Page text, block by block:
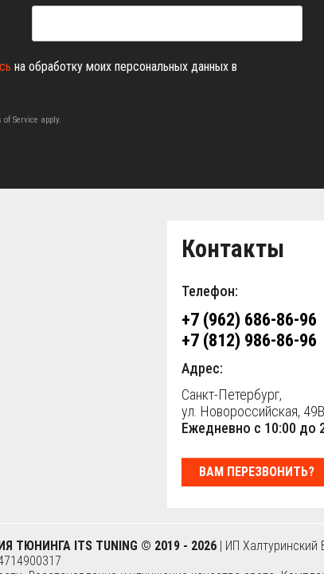
на обработку моих персональных данных в
of Service apply.
Контакты
Телефон:
+7 (962) 686-86-96
+7 (812) 986-86-96
Адрес:
Санкт-Петербург,
ул. Новороссийская, 49В
Ежедневно с 10:00 до
ВАМ ПЕРЕЗВОНИТЬ?
ТЮНИНГА ITS TUNING © 2019 - 2026 | ИП